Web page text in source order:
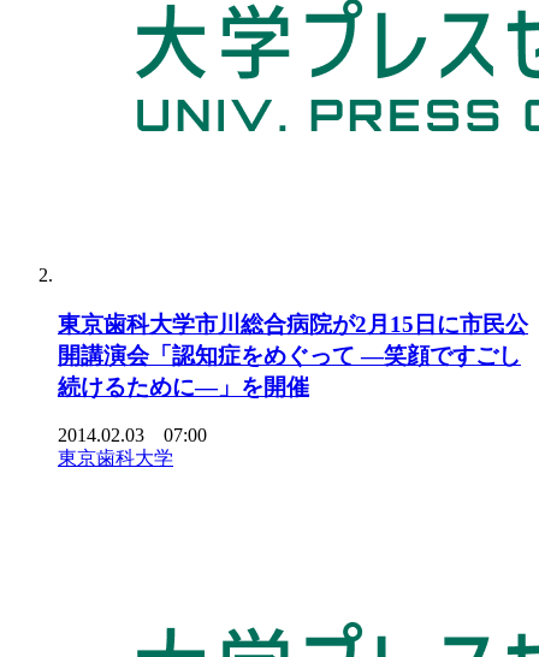
東京歯科大学市川総合病院が2月15日に市民公
開講演会「認知症をめぐって ―笑顔ですごし
続けるために―」を開催
2014.02.03 07:00
東京歯科大学